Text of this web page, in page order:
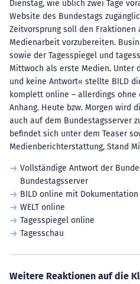
Dienstag, wie üblich zwei Tage
Website des Bundestags
Zeitvorsprung soll den Fraktionen
Medienarbeit vorzubereiten.
sowie der Tagesspiegel und
Mittwoch als erste Medien. Unter
und keine Antwort« stellte BILD
komplett online – allerdings
Anhang. Heute bzw. Morgen wird
auch auf dem Bundestagsserver
befindet sich unter dem Teaser
Medienberichterstattung, Stand
Vollständige Antwort der
Bundestagsserver
BILD online mit
WELT online
Tagesspiegel online
Tagesschau
Weitere Reaktionen auf die